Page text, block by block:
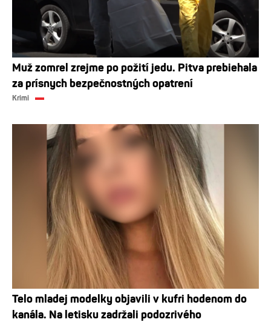
Muž zomrel zrejme po požití jedu. Pitva prebiehala
za prísnych bezpečnostných opatrení
Krimi
Telo mladej modelky objavili v kufri hodenom do
kanála. Na letisku zadržali podozrivého